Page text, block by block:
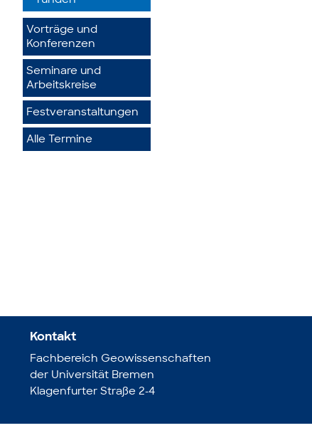
Vorträge und
Konferenzen
Seminare und
Arbeitskreise
Festveranstaltungen
Alle Termine
Kontakt
Fachbereich Geowissenschaften
der Universität Bremen
Klagenfurter Straße 2-4